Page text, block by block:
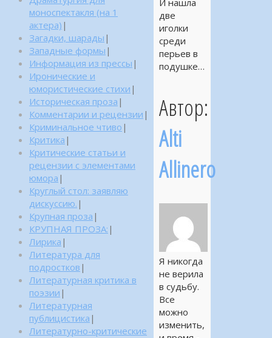
И нашла
две
иголки
среди
перьев в
подушке…
Автор:
Alti
Allinero
Я никогда
не верила
в судьбу.
Все
можно
изменить,
моноспектакля (на 1
актера) |
Загадки, шарады |
Западные формы |
Информация из прессы |
Иронические и
юмористические стихи |
Историческая проза |
Комментарии и рецензии |
Криминальное чтиво |
Критика |
Критические статьи и
рецензии с элементами
юмора |
Круглый стол: заявляю
дискуссию. |
Крупная проза |
КРУПНАЯ ПРОЗА: |
Лирика |
Литература для
подростков |
Литературная критика в
поэзии |
Литературная
публицистика |
Литературно-критические